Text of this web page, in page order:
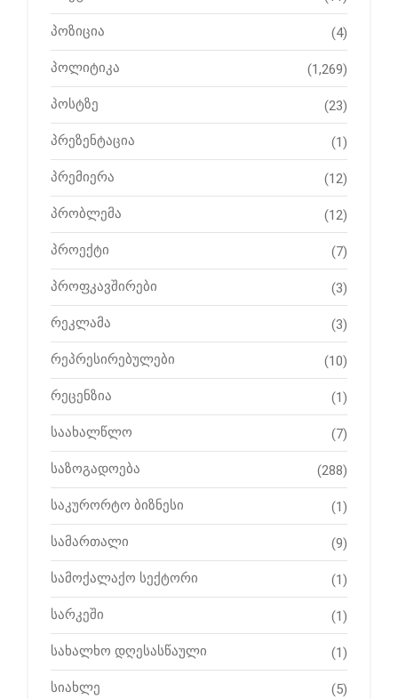
პოზიცია (4)
პოლიტიკა (1,269)
პოსტზე (23)
პრეზენტაცია (1)
პრემიერა (12)
პრობლემა (12)
პროექტი (7)
პროფკავშირები (3)
რეკლამა (3)
რეპრესირებულები (10)
რეცენზია (1)
საახალწლო (7)
საზოგადოება (288)
საკურორტო ბიზნესი (1)
სამართალი (9)
სამოქალაქო სექტორი (1)
სარკეში (1)
სახალხო დღესასწაული (1)
სიახლე (5)